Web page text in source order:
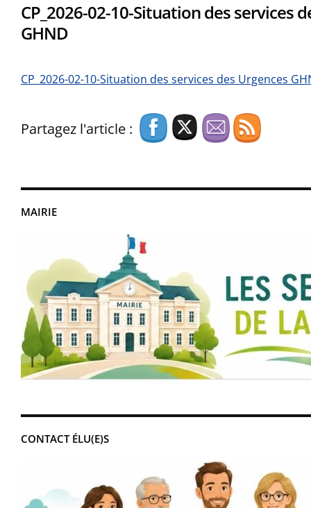
MAIRIE
CONTACT ÉLU(E)S
CP_2026-02-10-Situation des services
GHND
CP_2026-02-10-Situation des services des Urgences
Partagez l'article :